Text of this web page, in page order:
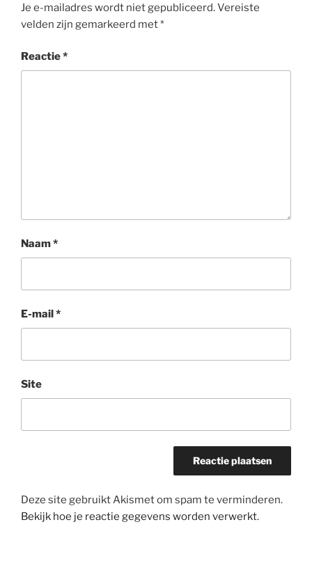
Je e-mailadres wordt niet gepubliceerd.Vereiste
velden zijn gemarkeerd met*
Reactie*
Naam*
E-mail*
Site
Deze site gebruikt Akismet om spam te verminderen.
Bekijk hoe je reactie gegevens worden verwerkt.